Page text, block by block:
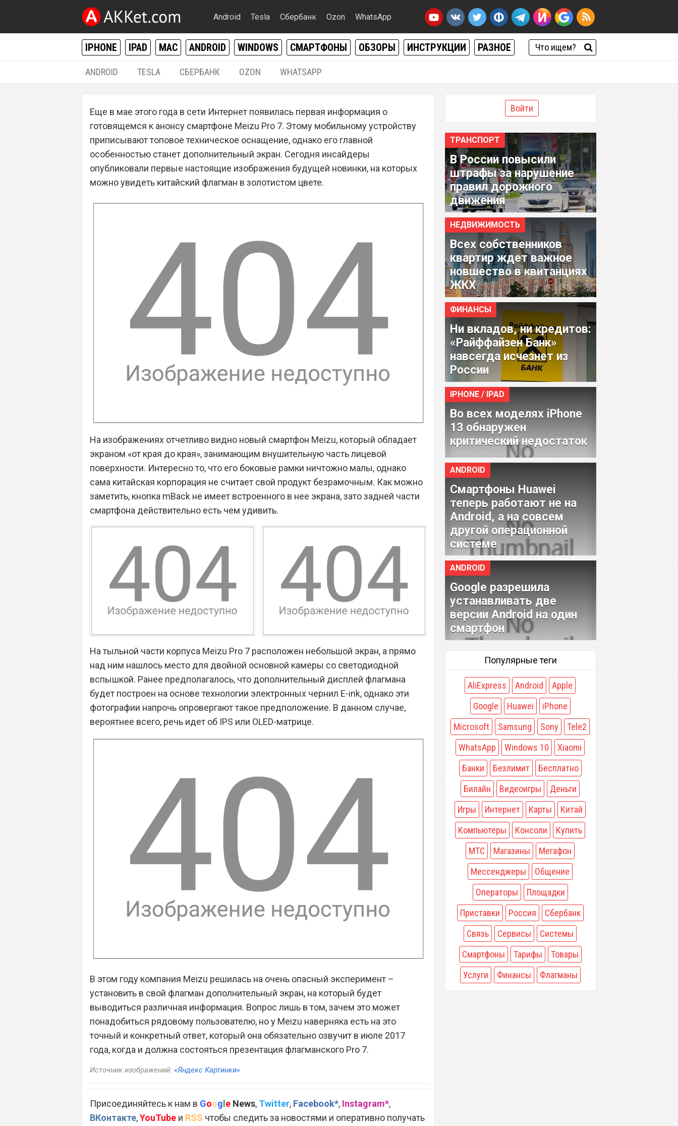
Android Tesla Сбербанк Ozon WhatsApp
IPHONE IPAD MAC ANDROID WINDOWS СМАРТФОНЫ ОБЗОРЫ ИНСТРУКЦИИ РАЗНОЕ
ANDROID TESLA СБЕРБАНК OZON WHATSAPP
Meizu Pro 7 – самый технологичный
смартфон с «маленьким» секретом
Еще в мае этого года в сети Интернет появилась первая информация о
готовящемся к анонсу смартфоне Meizu Pro 7. Этому мобильному устройству
приписывают топовое техническое оснащение, однако его главной
особенностью станет дополнительный экран. Сегодня инсайдеры
опубликовали первые настоящие изображения будущей новинки, на которых
можно увидеть китайский флагман в золотистом цвете.
На изображениях отчетливо видно новый смартфон Meizu, который обладает
экраном «от края до края», занимающим внушительную часть лицевой
поверхности. Интересно то, что его боковые рамки ничтожно малы, однако
сама китайская корпорация не считает свой продукт безрамочным. Как можно
заметить, кнопка mBack не имеет встроенного в нее экрана, зато задней части
смартфона действительно есть чем удивить.
На тыльной части корпуса Meizu Pro 7 расположен небольшой экран, а прямо
над ним нашлось место для двойной основной камеры со светодиодной
вспышкой. Ранее предполагалось, что дополнительный дисплей флагмана
будет построен на основе технологии электронных чернил E-ink, однако эти
фотографии напрочь опровергают такое предположение. В данном случае,
вероятнее всего, речь идет об IPS или OLED-матрице.
В этом году компания Meizu решилась на очень опасный эксперимент –
установить в свой флагман дополнительный экран, на который будет
выводиться различная информация. Вопрос лишь в том, зачем это может
понадобиться рядовому пользователю, но у Meizu наверняка есть на это
точный и конкретный ответ, который она обязательно озвучит в июле 2017
года, когда и должна состояться презентация флагманского Pro 7.
Источник изображений: «Яндекс Картинки»
Присоединяйтесь к нам в Goog e News, Twitter, Facebook*, Instagram*,
ВКонтакте,YouTube и RSS чтобы следить за новостями и оперативно получать
Войти
ТРАНСПОРТ
В России повысили
штрафы за нарушение
правил дорожного
движения
НЕДВИЖИМОСТЬ
Всех собственников
квартир ждет важное
новшество в квитанциях
ЖКХ
ФИНАНСЫ
Ни вкладов, ни кредитов:
«Райффайзен Банк»
навсегда исчезнет из
России
IPHONE / IPAD
Во всех моделях iPhone
13 обнаружен
критический недостаток
ANDROID
Смартфоны Huawei
теперь работают не на
Android, а на совсем
другой операционной
системе
ANDROID
Google разрешила
устанавливать две
версии Android на один
смартфон
Популярные теги
AliExpress Android
Apple
Google
Huawei
iPhone
Microsoft
Samsung Sony
Tele2
WhatsApp
Windows 10
Xiaomi
Банки
Безлимит
Бесплатно
Билайн
Видеоигры
Деньги
Игры
Интернет Карты
Китай
Компьютеры
Консоли
Купить
МТС
Магазины
Мегафон
Мессенджеры
Общение
Операторы
Площадки
Приставки
Россия
Сбербанк
Связь
Сервисы
Системы
Смартфоны
Тарифы
Товары
Услуги
Финансы Флагманы